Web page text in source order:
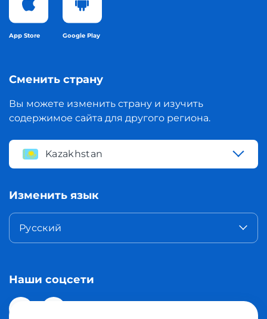
App Store Google Play
Сменить страну
Вы можете изменить страну и изучить
содержимое сайта для другого региона.
Kazakhstan
Изменить язык
Русский
Наши соцсети